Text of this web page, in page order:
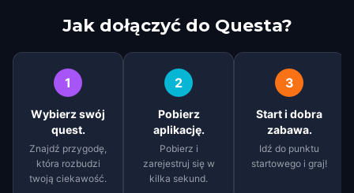
Jak dołączyć do Questa?
1
Wybierz swój
quest.
Znajdź przygodę,
która rozbudzi
twoją ciekawość.
2
Pobierz
aplikację.
Pobierz i
zarejestruj się w
kilka sekund.
3
Start i dobra
zabawa.
Idź do punktu
startowego i graj!